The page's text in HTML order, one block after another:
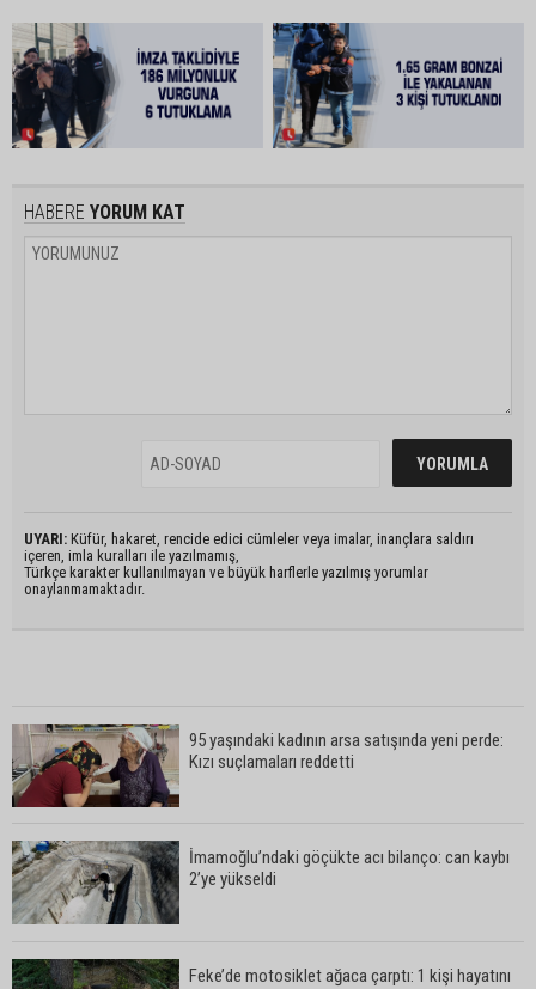
HABERE YORUM KAT
UYARI: Küfür, hakaret, rencide edici cümleler veya imalar, inançlara saldırı
içeren, imla kuralları ile yazılmamış,
Türkçe karakter kullanılmayan ve büyük harflerle yazılmış yorumlar
onaylanmamaktadır.
95 yaşındaki kadının arsa satışında yeni perde:
Kızı suçlamaları reddetti
İmamoğlu’ndaki göçükte acı bilanço: can kaybı
2’ye yükseldi
Feke’de motosiklet ağaca çarptı: 1 kişi hayatını